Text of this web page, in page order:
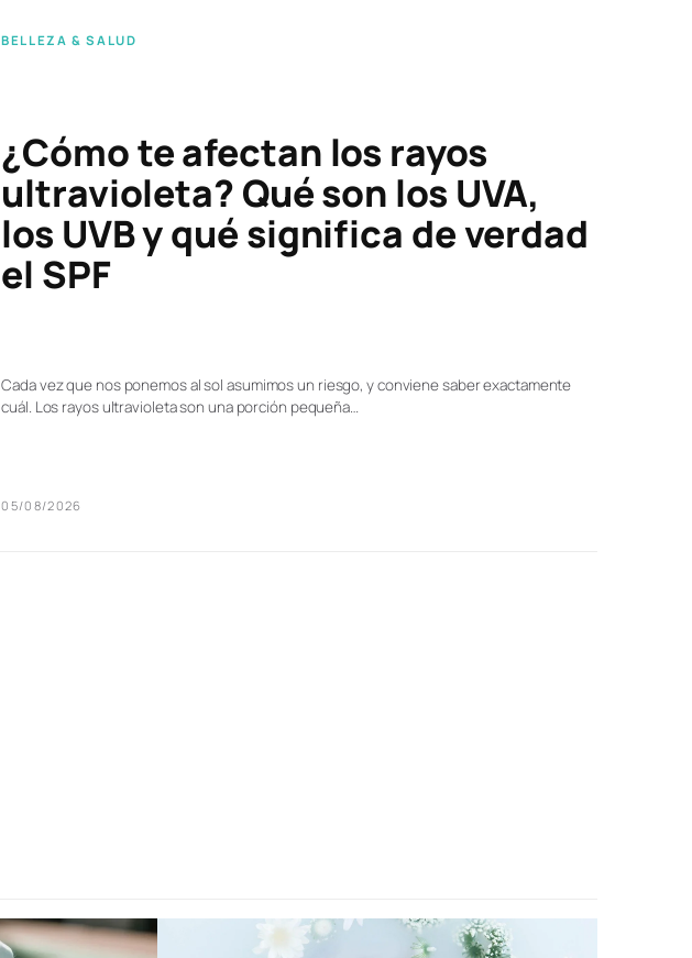
BELLEZA & SALUD
¿Cómo te afectan los rayos
ultravioleta? Qué son los UVA,
los UVB y qué significa de verdad
el SPF
Cada vez que nos ponemos al sol asumimos un riesgo, y conviene saber exactamente
cuál. Los rayos ultravioleta son una porción pequeña…
05/08/2026